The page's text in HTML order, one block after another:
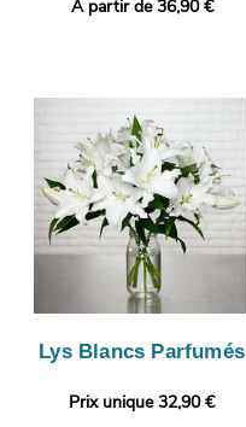
A partir de 36,90 €
Lys Blancs Parfumés
Prix unique 32,90 €